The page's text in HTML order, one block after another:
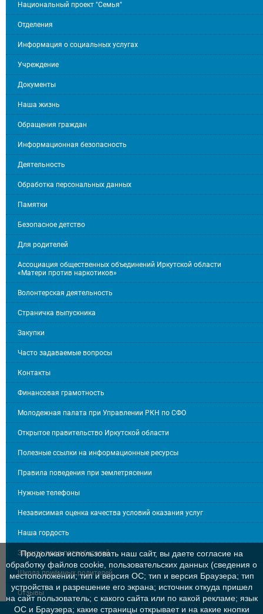
Национальный проект "Семья"
Отделения
Информация о социальных услугах
Учреждение
Документы
Наша жизнь
Обращения граждан
Информационная безопасность
Деятельность
Обработка персональных данных
Памятки
Безопасное детство
Для родителей
Ассоциация общественных объединений Иркутской области
«Матери против наркотиков»
Волонтерская деятельность
Страничка выпускника
Закупки
Часто задаваемые вопросы
Контакты
Финансовая грамотность
Молодежная палата при Управлении РКН по СФО
Открытое правительство Иркутской области
Полезные ссылки на информационные ресурсы
Правила поведения при землетрясении
Нужные телефоны
Независимая оценка качества условий оказания услуг
Наша гордость
Защита прав потребителей
Школа приёмных родителей
Отзывы
Продолжая использовать наш сайт, вы даете согласие на
обработку файлов cookie, пользовательских данных (сведения о
местоположении; тип и версия ОС; тип и версия Браузера; тип
устройства и разрешение его экрана; источник откуда пришел
на сайт пользователь; с какого сайта или по какой рекламе; язык
ОС и Браузера; какие страницы открывает и на какие кнопки